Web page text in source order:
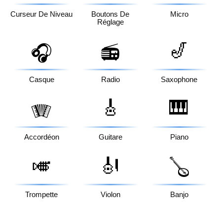
Curseur De Niveau
Boutons De
Réglage
Micro
🎧
Casque
📻
Radio
🎷
Saxophone
🪗
Accordéon
🎸
Guitare
🎹
Piano
🎺
Trompette
🎻
Violon
🪕
Banjo